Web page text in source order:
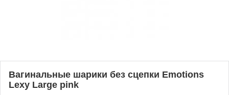
Вагинальные шарики без сцепки Emotions
Lexy Large pink